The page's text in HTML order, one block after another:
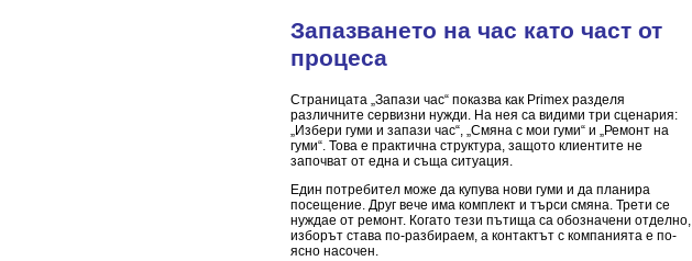
Запазването на час като част от
процеса
Страницата „Запази час“ показва как Primex разделя
различните сервизни нужди. На нея са видими три сценария:
„Избери гуми и запази час“, „Смяна с мои гуми“ и „Ремонт на
гуми“. Това е практична структура, защото клиентите не
започват от една и съща ситуация.
Един потребител може да купува нови гуми и да планира
посещение. Друг вече има комплект и търси смяна. Трети се
нуждае от ремонт. Когато тези пътища са обозначени отделно,
изборът става по-разбираем, а контактът с компанията е по-
ясно насочен.